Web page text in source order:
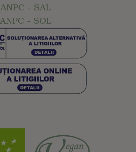
ANPC - SAL
ANPC - SOL